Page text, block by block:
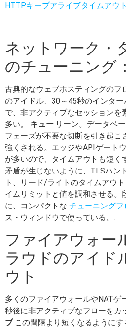
HTTPキープアライブタイムアウト
ネットワーク・
のチューニング
古典的なウェブホスティングのフ
のアイドル、30～45秒のインタ
で、非アクティブなセッションを
多い。 キュー リーン。データベ
フェーズが不要な切断を引き起こ
強くされる。エッジやAPIゲート
が多いので、タイムアウトも短く
矛盾が生じないように、TLSハン
ト、リード/ライトのタイムアウ
イムリミットと値を調和させる。
に、コンパクトな チューニングフ
ス・ウィンドウで使っている。.
ファイアウォー
ラウドのアイド
ウト
多くのファイアウォールやNATゲ
秒後に非アクティブなフローをカ
ブこの間隔より短くなるように